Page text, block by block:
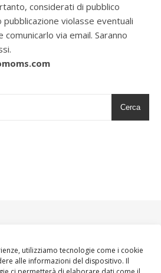
utilizziamo tecnologie come i cookie
alle informazioni del dispositivo. Il
considerati di pubblico
pubblicazione violasse eventuali
via email. Saranno
Cerca